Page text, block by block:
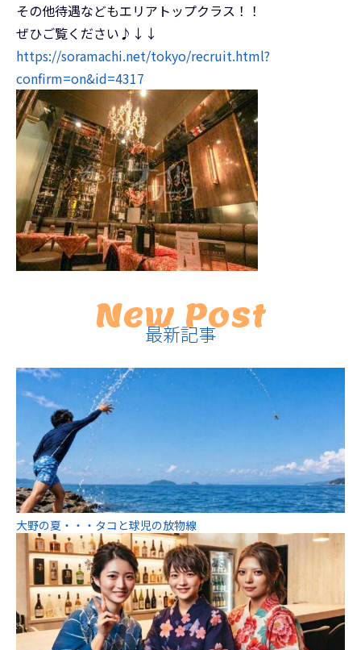
その他待遇などもエリアトップクラス！！
ぜひご覧ください♪↓↓
https://soramachi.net/tokyo/recruit.html?
confirm=on&id=4317
New Post
最新記事
大野の夏・・・タコと球児の放物線